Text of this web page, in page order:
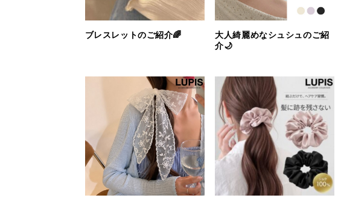
ブレスレットのご紹介🌈
大人綺麗めなシュシュのご紹
介🌙